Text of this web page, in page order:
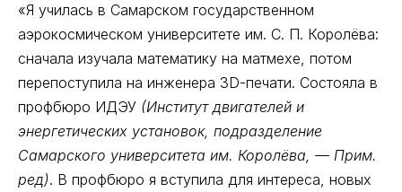
«Я училась в Самарском государственном
аэрокосмическом университете им. С. П. Королёва:
сначала изучала математику на матмехе, потом
перепоступила на инженера 3D-печати. Состояла в
профбюро ИДЭУ (Институт двигателей и
энергетических установок, подразделение
Самарского университета им. Королёва, — Прим.
ред). В профбюро я вступила для интереса, новых